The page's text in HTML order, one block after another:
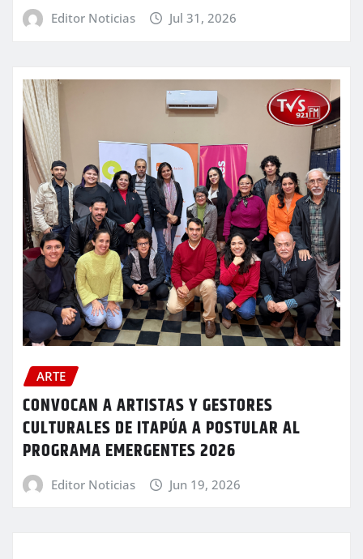
Editor Noticias Jul 31, 2026
ARTE
CONVOCAN A ARTISTAS Y GESTORES
CULTURALES DE ITAPÚA A POSTULAR AL
PROGRAMA EMERGENTES 2026
Editor Noticias Jun 19, 2026